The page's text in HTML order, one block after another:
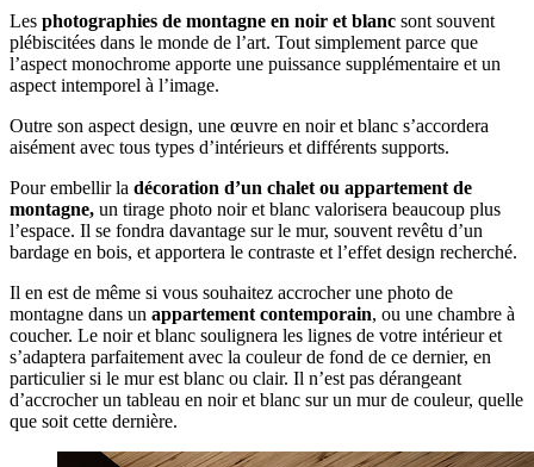
Les photographies de montagne en noir et blanc sont souvent
plébiscitées dans le monde de l’art. Tout simplement parce que
l’aspect monochrome apporte une puissance supplémentaire et un
aspect intemporel à l’image.
Outre son aspect design, une œuvre en noir et blanc s’accordera
aisément avec tous types d’intérieurs et différents supports.
Pour embellir la décoration d’un chalet ou appartement de
montagne, un tirage photo noir et blanc valorisera beaucoup plus
l’espace. Il se fondra davantage sur le mur, souvent revêtu d’un
bardage en bois, et apportera le contraste et l’effet design recherché.
Il en est de même si vous souhaitez accrocher une photo de
montagne dans un appartement contemporain, ou une chambre à
coucher. Le noir et blanc soulignera les lignes de votre intérieur et
s’adaptera parfaitement avec la couleur de fond de ce dernier, en
particulier si le mur est blanc ou clair. Il n’est pas dérangeant
d’accrocher un tableau en noir et blanc sur un mur de couleur, quelle
que soit cette dernière.